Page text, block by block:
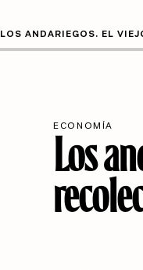
LOS ANDARIEGOS. EL
ECONOMÍA
Los